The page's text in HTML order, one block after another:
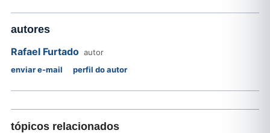
autores
Rafael Furtado autor
enviar e-mail
perfil do autor
tópicos relacionados